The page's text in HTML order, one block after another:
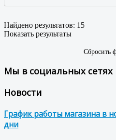
Найдено результатов: 15
Показать результаты
Сбросить
Мы в социальных сетях
Новости
График работы магазина в
дни